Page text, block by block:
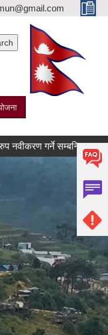
सम्बन्धि सूचना |